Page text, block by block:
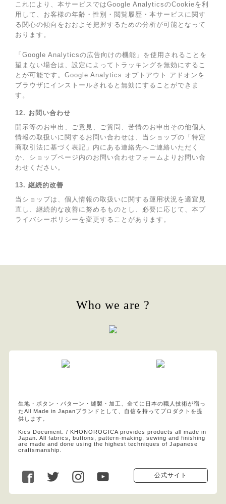
これにより、本サービスではGoogle AnalyticsのCookieを利
用して、お客様の年齢・性別・閲覧履歴・本サービスに関す
る関心の傾向をおおよそ把握するための分析が可能となって
おります。
「Google Analyticsの広告向けの機能」を使用されることを
望まない場合は、設定によってトラッキングを無効にするこ
とが可能です。Google Analytics オプトアウト アドオンを
ブラウザにインストールされると無効にすることができま
す。
12. お問い合わせ
開示等のお申出、ご意見、ご質問、苦情のお申出その他個人
情報の取扱いに関するお問い合わせは、当ショップの「特定
商取引法に基づく表記」内にある連絡先へご連絡いただく
か、ショップページ内のお問い合わせフォームよりお問い合
わせください。
13. 継続的改善
当ショップは、個人情報の取扱いに関する運用状況を適宜見
直し、継続的な改善に努めるものとし、必要に応じて、本プ
ライバシーポリシーを変更することがあります。
Who we are ?
生地・ボタン・パターン・縫製・加工、全てに日本の職人技術が宿っ
たAll Made in Japanブランドとして、自信を持ってプロダクトを提
供します。
Kics Document. / KHONOROGICA provides products all made in
Japan. All fabrics, buttons, pattern-making, sewing and finishing
are made and done using the highest techniques of Japanese
craftsmanship.
公式サイト